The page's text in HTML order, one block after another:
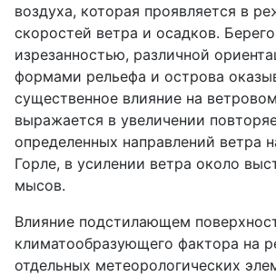
воздуха, которая проявляется в
скоростей ветра и осадков.
изрезанностью, различной
формами рельефа и острова
существенное влияние на
выражается в увеличении
определенных направлений ветра
Горле, в усилении ветра около
мысов.
Влияние подстилающем
климатообразующего фактора на
отдельных метеорологических